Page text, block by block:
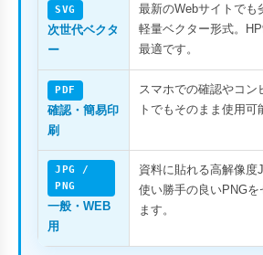
SVG
次世代ベクタ
ー
最新のWebサイトでも
軽量ベクター形式。
最適です。
PDF
確認・簡易印
刷
スマホでの確認やコン
トでもそのまま使用可
JPG /
PNG
一般・WEB
用
資料に貼れる高解像度
使い勝手の良いPNGを
ます。